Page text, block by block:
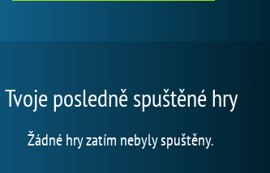
Tvoje posledně spuštěné hry
Žádné hry zatím nebyly spuštěny.